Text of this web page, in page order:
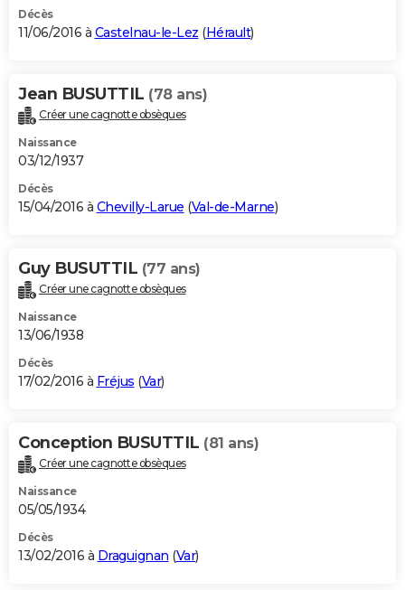
Décès
11/06/2016 à Castelnau-le-Lez (Hérault)
Jean BUSUTTIL (78 ans)
Créer une cagnotte obsèques
Naissance
03/12/1937
Décès
15/04/2016 à Chevilly-Larue (Val-de-Marne)
Guy BUSUTTIL (77 ans)
Créer une cagnotte obsèques
Naissance
13/06/1938
Décès
17/02/2016 à Fréjus (Var)
Conception BUSUTTIL (81 ans)
Créer une cagnotte obsèques
Naissance
05/05/1934
Décès
13/02/2016 à Draguignan (Var)